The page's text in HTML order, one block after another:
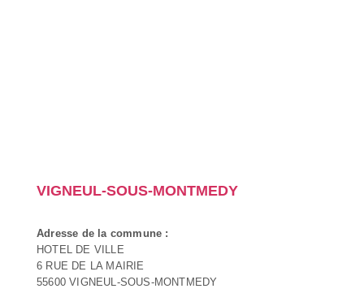
VIGNEUL-SOUS-MONTMEDY
Adresse de la commune :
HOTEL DE VILLE
6 RUE DE LA MAIRIE
55600 VIGNEUL-SOUS-MONTMEDY